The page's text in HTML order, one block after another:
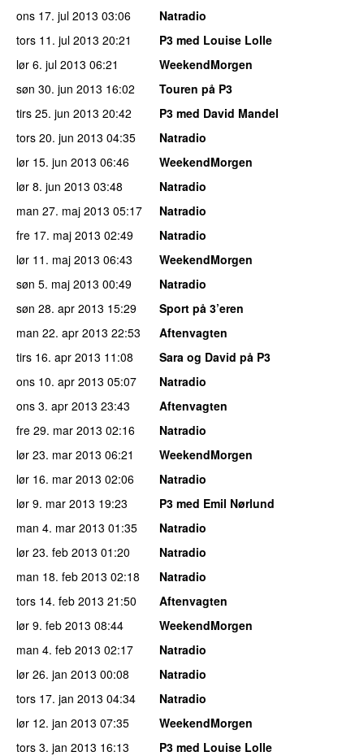
ons 17. jul 2013 03:06
Natradio
tors 11. jul 2013 20:21
P3 med Louise Lolle
lør 6. jul 2013 06:21
WeekendMorgen
søn 30. jun 2013 16:02
Touren på P3
tirs 25. jun 2013 20:42
P3 med David Mandel
tors 20. jun 2013 04:35
Natradio
lør 15. jun 2013 06:46
WeekendMorgen
lør 8. jun 2013 03:48
Natradio
man 27. maj 2013 05:17
Natradio
fre 17. maj 2013 02:49
Natradio
lør 11. maj 2013 06:43
WeekendMorgen
søn 5. maj 2013 00:49
Natradio
søn 28. apr 2013 15:29
Sport på 3’eren
man 22. apr 2013 22:53
Aftenvagten
tirs 16. apr 2013 11:08
Sara og David på P3
ons 10. apr 2013 05:07
Natradio
ons 3. apr 2013 23:43
Aftenvagten
fre 29. mar 2013 02:16
Natradio
lør 23. mar 2013 06:21
WeekendMorgen
lør 16. mar 2013 02:06
Natradio
lør 9. mar 2013 19:23
P3 med Emil Nørlund
man 4. mar 2013 01:35
Natradio
lør 23. feb 2013 01:20
Natradio
man 18. feb 2013 02:18
Natradio
tors 14. feb 2013 21:50
Aftenvagten
lør 9. feb 2013 08:44
WeekendMorgen
man 4. feb 2013 02:17
Natradio
lør 26. jan 2013 00:08
Natradio
tors 17. jan 2013 04:34
Natradio
lør 12. jan 2013 07:35
WeekendMorgen
tors 3. jan 2013 16:13
P3 med Louise Lolle